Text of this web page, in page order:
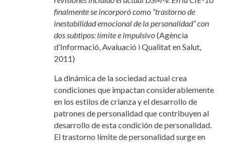
finalmente se incorporó como “trastorno de
inestabilidad emocional de la personalidad” con
dos subtipos: límite e impulsivo(Agència
d’Informació, Avaluació i Qualitat en Salut,
2011)
La dinámica de la sociedad actual crea
condiciones que impactan considerablemente
en los estilos de crianza y el desarrollo de
patrones de personalidad que contribuyen al
desarrollo de esta condición de personalidad.
El trastorno límite de personalidad surge en